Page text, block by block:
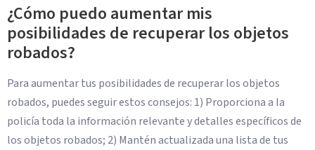
¿Cómo puedo aumentar mis
posibilidades de recuperar los objetos
robados?
Para aumentar tus posibilidades de recuperar los objetos
robados, puedes seguir estos consejos: 1) Proporciona a la
policía toda la información relevante y detalles específicos de
los objetos robados; 2) Mantén actualizada una lista de tus